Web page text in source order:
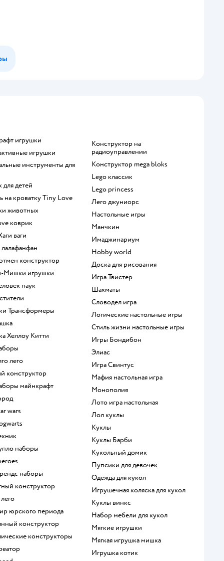
игрушки
игрушки
для детей
на кроватку Tiny Love
животных
коврик
ваги
лалафанфан
конструктор
Мишки игрушки
паук
Трансформеры
Хеллоу Китти
лего
конструктор
майнкрафт
wars
наборы
наборы
конструктор
лего
юрского периода
конструктор
конструкторы
Конструктор на
радиоуправлении
Конструктор mega bloks
Lego классик
Lego princess
Лего джуниорс
Настольные игры
Манчкин
Имаджинариум
Hobby world
Доска для рисования
Игра Твистер
Шахматы
Словодел игра
Логические настольные игры
Стиль жизни настольные игры
Игры Бондибон
Элиас
Игра Свинтус
Мафия настольная игра
Монополия
Лото игра настольная
Лол куклы
Куклы
Куклы Барби
Кукольный домик
Пупсики для девочек
Одежда для кукол
Игрушечная коляска для кукол
Куклы винкс
Набор мебели для кукол
Мягкие игрушки
Мягкая игрушка мишка
Игрушка котик